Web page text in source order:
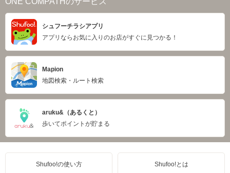
シュフーチラシアプリ
アプリならお気に入りのお店がすぐに見つかる！
Mapion
地図検索・ルート検索
aruku&（あるくと）
歩いてポイントが貯まる
Shufoo!の使い方 Shufoo!とは